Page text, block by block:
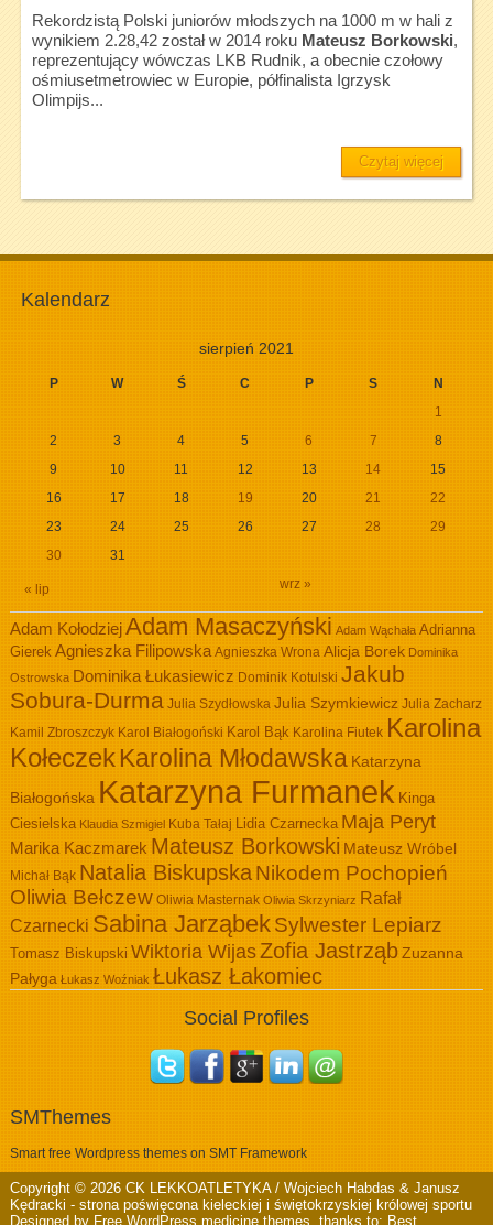
Rekordzistą Polski juniorów młodszych na 1000 m w hali z
wynikiem 2.28,42 został w 2014 roku Mateusz Borkowski,
reprezentujący wówczas LKB Rudnik, a obecnie czołowy
ośmiusetmetrowiec w Europie, półfinalista Igrzysk
Olimpijs...
Czytaj więcej
Kalendarz
sierpień 2021
P W Ś C P S N
« lip wrz »
1
2
3 4 5 6 7
8
9
10 11 12 13 14
15
16
17 18 19 20 21
22
23
24 25 26 27 28
29
30
31
Adam KołodziejAdam Masaczyński Adam Wąchała Adrianna
Gierek Agnieszka Filipowska Agnieszka Wrona Alicja Borek Dominika
Ostrowska Dominika Łukasiewicz Dominik Kotulski Jakub
Sobura-Durma Julia Szydłowska Julia Szymkiewicz Julia Zacharz
Kamil Zbroszczyk Karol Białogoński Karol Bąk Karolina Fiutek Karolina
KołeczekKarolina Młodawska Katarzyna
Białogońska Katarzyna Furmanek Kinga
Ciesielska Klaudia Szmigiel Kuba Tałaj Lidia Czarnecka Maja Peryt
Marika Kaczmarek Mateusz Borkowski Mateusz Wróbel
Michał Bąk Natalia BiskupskaNikodem Pochopień
Oliwia Bełczew Oliwia Masternak Oliwia Skrzyniarz Rafał
Czarnecki Sabina JarząbekSylwester Lepiarz
Tomasz Biskupski Wiktoria WijasZofia JastrząbZuzanna
Pałyga Łukasz Woźniak Łukasz Łakomiec
Social Profiles
SMThemes
Smart free Wordpress themes on SMT Framework
Copyright © 2026 CK LEKKOATLETYKA / Wojciech Habdas & Janusz
Kędracki - strona poświęcona kieleckiej i świętokrzyskiej królowej sportu
Designed by Free WordPress medicine themes , thanks to: Best